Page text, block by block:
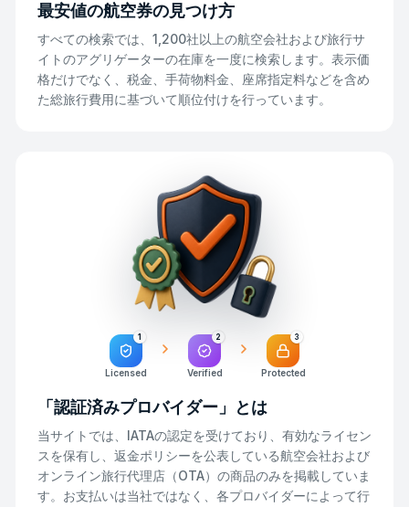
最安値の航空券の見つけ方
すべての検索では、1,200社以上の航空会社および旅行サ
イトのアグリゲーターの在庫を一度に検索します。表示価
格だけでなく、税金、手荷物料金、座席指定料などを含め
た総旅行費用に基づいて順位付けを行っています。
1
Licensed
2
Verified
3
Protected
「認証済みプロバイダー」とは
当サイトでは、IATAの認定を受けており、有効なライセン
スを保有し、返金ポリシーを公表している航空会社および
オンライン旅行代理店（OTA）の商品のみを掲載していま
す。お支払いは当社ではなく、各プロバイダーによって行